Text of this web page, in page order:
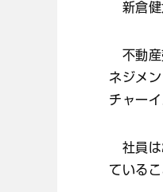
新倉健
不動産
ネジメ
チャー
社員は
ているこ